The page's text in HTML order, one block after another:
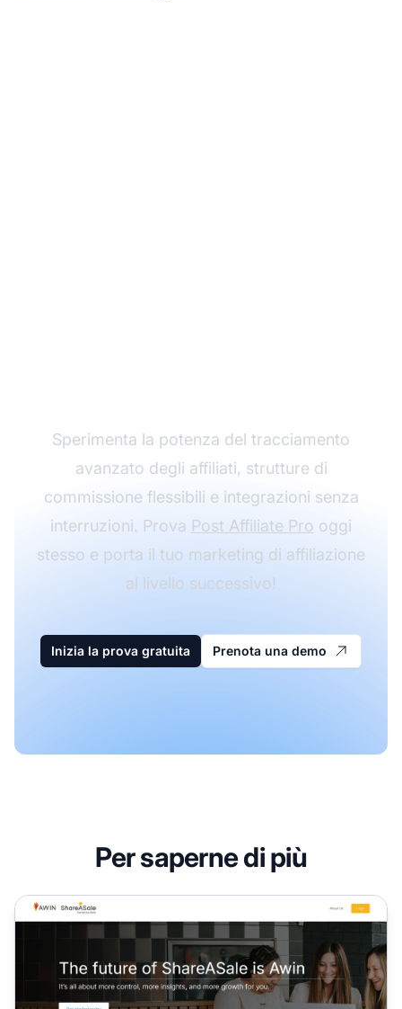
Sperimenta la potenza del tracciamento
avanzato degli affiliati, strutture di
commissione flessibili e integrazioni senza
interruzioni. Prova Post Affiliate Pro oggi
stesso e porta il tuo marketing di affiliazione
al livello successivo!
Inizia la prova gratuita Prenota una demo
Per saperne di più
Programma di Affiliazione ShareASale